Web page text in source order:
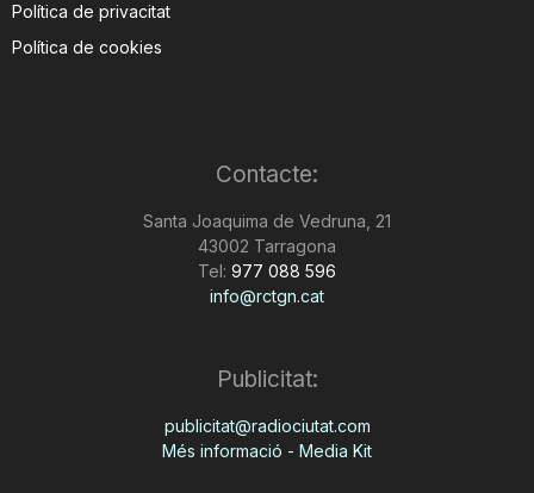
Política de privacitat
Política de cookies
Contacte:
Santa Joaquima de Vedruna, 21
43002 Tarragona
Tel: 977 088 596
info@rctgn.cat
Publicitat:
publicitat@radiociutat.com
Més informació - Media Kit